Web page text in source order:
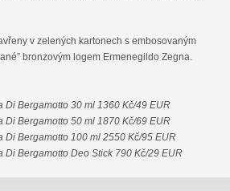
v zelených kartonech s embosovaným
bronzovým logem Ermenegildo Zegna.
Di Bergamotto 30 ml 1360 Kč/49 EUR
Di Bergamotto 50 ml 1870 Kč/69 EUR
Di Bergamotto 100 ml 2550 Kč/95 EUR
Di Bergamotto Deo Stick 790 Kč/29 EUR